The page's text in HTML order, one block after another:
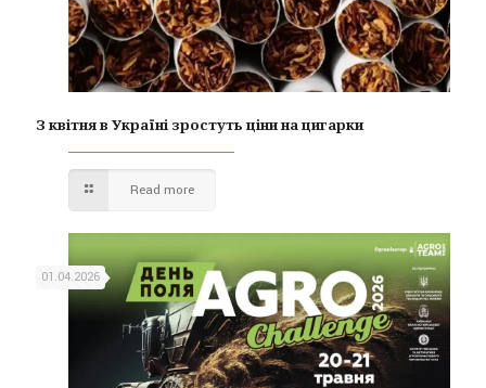
З квітня в Україні зростуть ціни на цигарки
Read more
01.04.2026